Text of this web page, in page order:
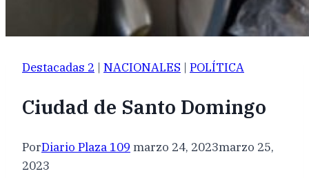
Destacadas 2 | NACIONALES | POLÍTICA
Ciudad de Santo Domingo
PorDiario Plaza 109 marzo 24, 2023marzo 25,
2023